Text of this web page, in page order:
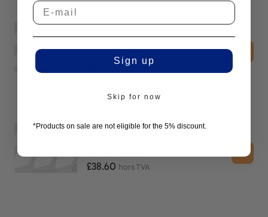
Cone Stencil
38.60 hors TVA
£38.60 hors TVA
Sign up
Skip for now
*Products on sale are not eligible for the 5% discount.